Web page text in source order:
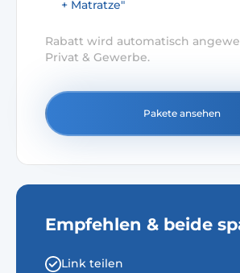
+ Matratze"
Rabatt wird automatisch
Privat & Gewerbe.
Pakete ansehen
Empfehlen & beide
Link teilen